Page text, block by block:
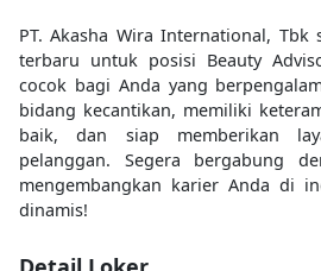
PT. Akasha Wira International, Tbk
terbaru untuk posisi Beauty
cocok bagi Anda yang
bidang kecantikan, memiliki
baik, dan siap memberikan
pelanggan. Segera bergabung
mengembangkan karier Anda di
dinamis!